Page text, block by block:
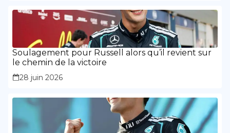
Soulagement pour Russell alors qu’il revient sur
le chemin de la victoire
28 juin 2026